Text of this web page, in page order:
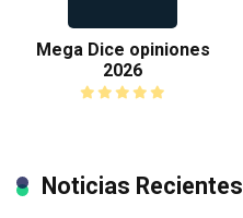
Mega Dice opiniones
2026
Noticias Recientes